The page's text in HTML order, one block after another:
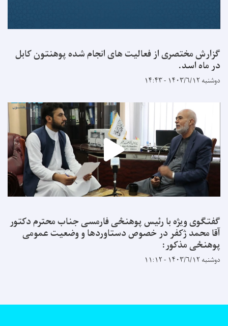
گزارش مختصری از فعالیت های انجام شده پوهنتون کابل
در ماه اسد.
دوشنبه ۱۴۰۳/۶/۱۲ - ۱۴:۴۳
گفتگوی ویژه با رئیس پوهنځی فارمسی جناب محترم دکتور
آقا محمد ژکفر در خصوص دستاوردها و وضعیت عمومی
پوهنځی مذکور:
دوشنبه ۱۴۰۳/۶/۱۲ - ۱۱:۱۲